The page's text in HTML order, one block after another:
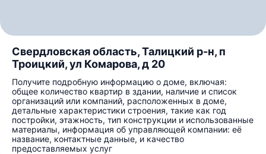
Свердловская область, Талицкий р-н, п
Троицкий, ул Комарова, д 20
Получите подробную информацию о доме, включая:
общее количество квартир в здании, наличие и список
организаций или компаний, расположенных в доме,
детальные характеристики строения, такие как год
постройки, этажность, тип конструкции и использованные
материалы, информация об управляющей компании: её
название, контактные данные, и качество
предоставляемых услуг